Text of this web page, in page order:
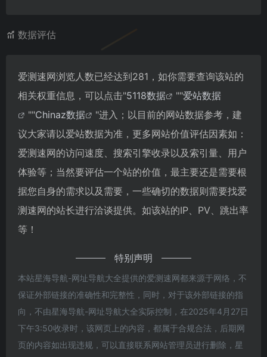
数据评估
爱测速网浏览人数已经达到281，如你需要查询该站的
相关权重信息，可以点击"5118数据 ""爱站数据
""Chinaz数据
"进入；以目前的网站数据参考，建
议大家请以爱站数据为准，更多网站价值评估因素如：
爱测速网的访问速度、搜索引擎收录以及索引量、用户
体验等；当然要评估一个站的价值，最主要还是需要根
据您自身的需求以及需要，一些确切的数据则需要找爱
测速网的站长进行洽谈提供。如该站的IP、PV、跳出率
等！
特别声明
本站星海导航-网址导航大全提供的爱测速网都来源于网络，不
保证外部链接的准确性和完整性，同时，对于该外部链接的指
向，不由星海导航-网址导航大全实际控制，在2025年4月27日
下午3:50收录时，该网页上的内容，都属于合规合法，后期网
页的内容如出现违规，可以直接联系网站管理员进行删除，星